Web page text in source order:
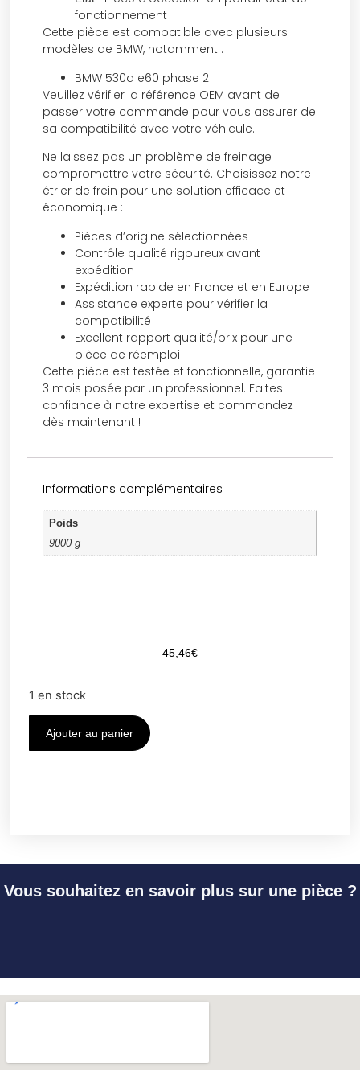
fonctionnement
Cette pièce est compatible avec plusieurs
modèles de BMW, notamment :
BMW 530d e60 phase 2
Veuillez vérifier la référence OEM avant de
passer votre commande pour vous assurer de
sa compatibilité avec votre véhicule.
Ne laissez pas un problème de freinage
compromettre votre sécurité. Choisissez notre
étrier de frein pour une solution efficace et
économique :
Pièces d’origine sélectionnées
Contrôle qualité rigoureux avant
expédition
Expédition rapide en France et en Europe
Assistance experte pour vérifier la
compatibilité
Excellent rapport qualité/prix pour une
pièce de réemploi
Cette pièce est testée et fonctionnelle, garantie
3 mois posée par un professionnel. Faites
confiance à notre expertise et commandez
dès maintenant !
Informations complémentaires
Poids
9000 g
45,46€
1 en stock
Ajouter au panier
Vous souhaitez en savoir plus sur une pièce ?